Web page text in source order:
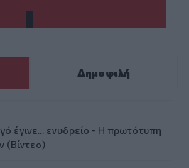
Δημοφιλή
έγινε... ενυδρείο - Η πρωτότυπη
(Βίντεο)